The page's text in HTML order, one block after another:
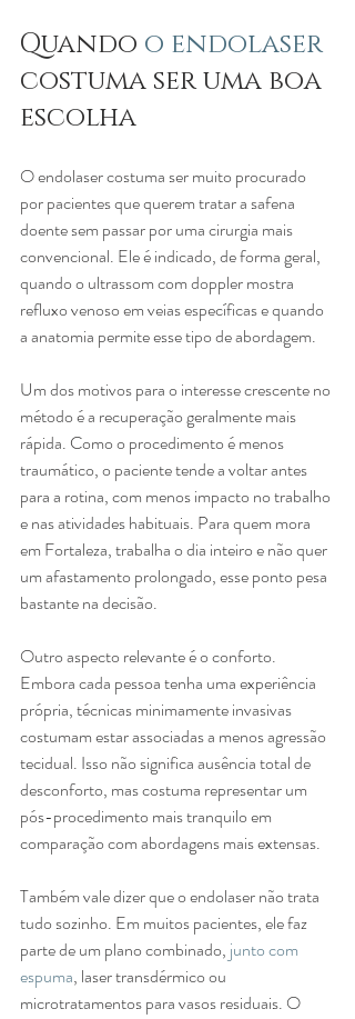
Quando o endolaser
costuma ser uma boa
escolha
O endolaser costuma ser muito procurado
por pacientes que querem tratar a safena
doente sem passar por uma cirurgia mais
convencional. Ele é indicado, de forma geral,
quando o ultrassom com doppler mostra
refluxo venoso em veias específicas e quando
a anatomia permite esse tipo de abordagem.
Um dos motivos para o interesse crescente no
método é a recuperação geralmente mais
rápida. Como o procedimento é menos
traumático, o paciente tende a voltar antes
para a rotina, com menos impacto no trabalho
e nas atividades habituais. Para quem mora
em Fortaleza, trabalha o dia inteiro e não quer
um afastamento prolongado, esse ponto pesa
bastante na decisão.
Outro aspecto relevante é o conforto.
Embora cada pessoa tenha uma experiência
própria, técnicas minimamente invasivas
costumam estar associadas a menos agressão
tecidual. Isso não significa ausência total de
desconforto, mas costuma representar um
pós-procedimento mais tranquilo em
comparação com abordagens mais extensas.
Também vale dizer que o endolaser não trata
tudo sozinho. Em muitos pacientes, ele faz
parte de um plano combinado, junto com
espuma, laser transdérmico ou
microtratamentos para vasos residuais. O